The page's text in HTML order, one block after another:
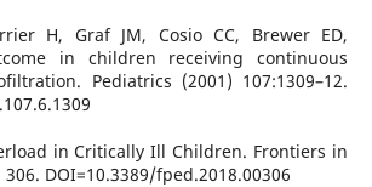
H, Graf JM, Cosio CC, Brewer ED,
in children receiving continuous
Pediatrics (2001) 107:1309–12.
in Critically Ill Children. Frontiers in
DOI=10.3389/fped.2018.00306